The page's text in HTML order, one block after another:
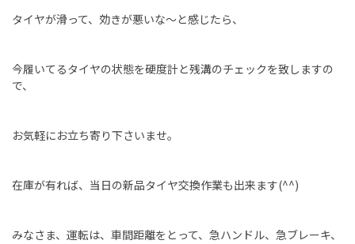
タイヤが滑って、効きが悪いな〜と感じたら、
今履いてるタイヤの状態を硬度計と残溝のチェックを致しますの
で、
お気軽にお立ち寄り下さいませ。
在庫が有れば、当日の新品タイヤ交換作業も出来ます(^^)
みなさま、運転は、車間距離をとって、急ハンドル、急ブレーキ、